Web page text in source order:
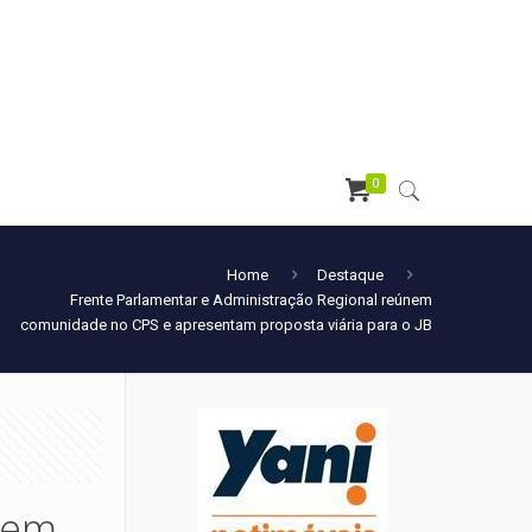
0
Home
Destaque
Frente Parlamentar e Administração Regional reúnem
comunidade no CPS e apresentam proposta viária para o JB